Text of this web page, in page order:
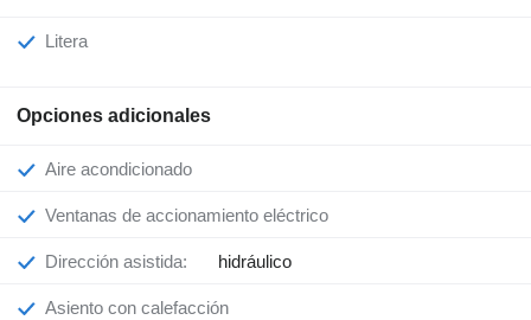
Litera
Opciones adicionales
Aire acondicionado
Ventanas de accionamiento eléctrico
Dirección asistida: hidráulico
Asiento con calefacción